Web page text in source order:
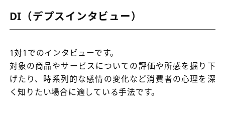
DI（デプスインタビュー）
1対1でのインタビューです。
対象の商品やサービスについての評価や所感を掘り下
げたり、時系列的な感情の変化など消費者の心理を深
く知りたい場合に適している手法です。